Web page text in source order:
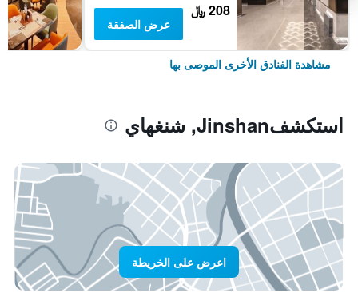
208 ﷼
عرض الصفقة
مشاهدة الفنادق الأخرى الموصى بها
استكشفJinshan, شنغهاي
اعرض على الخريطة